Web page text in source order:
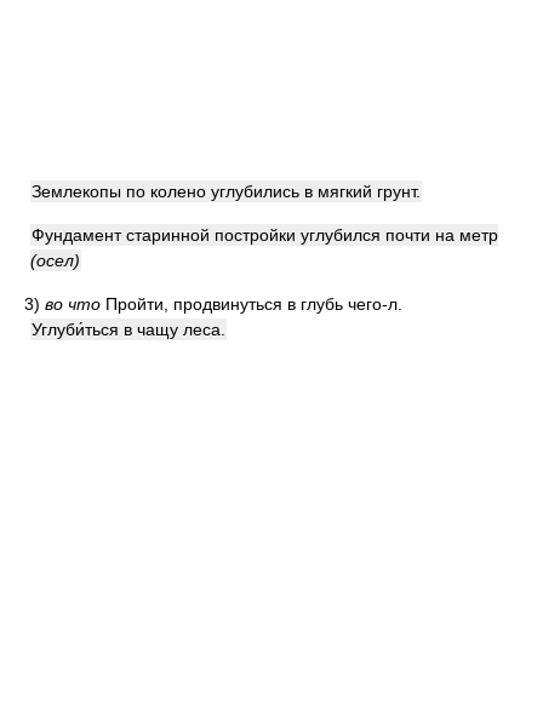
Землекопы по колено углубились в мягкий грунт.
Фундамент старинной постройки углубился почти на метр
(осел)
3) во что Пройти, продвинуться в глубь чего-л.
Углуби́ться в чащу леса.